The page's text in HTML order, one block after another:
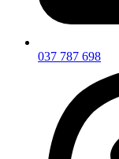
037 787 698